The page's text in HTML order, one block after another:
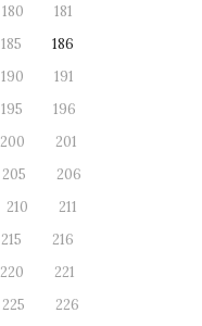
180
181
185
186
190
191
195
196
200
201
205
206
210
211
215
216
220
221
225
226